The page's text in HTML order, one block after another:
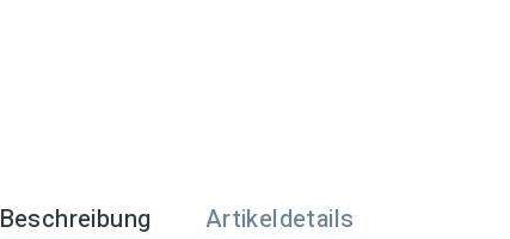
Beschreibung Artikeldetails